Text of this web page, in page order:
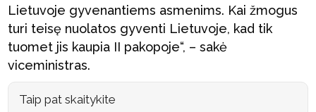
Lietuvoje gyvenantiems asmenims. Kai žmogus
turi teisę nuolatos gyventi Lietuvoje, kad tik
tuomet jis kaupia II pakopoje“, – sakė
viceministras.
Taip pat skaitykite